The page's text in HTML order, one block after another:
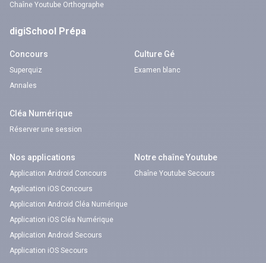
Chaîne Youtube Orthographe
digiSchool Prépa
Concours
Superquiz
Annales
Culture Gé
Examen blanc
Cléa Numérique
Réserver une session
Nos applications
Application Android Concours
Application iOS Concours
Application Android Cléa Numérique
Application iOS Cléa Numérique
Application Android Secours
Application iOS Secours
Notre chaîne Youtube
Chaîne Youtube Secours